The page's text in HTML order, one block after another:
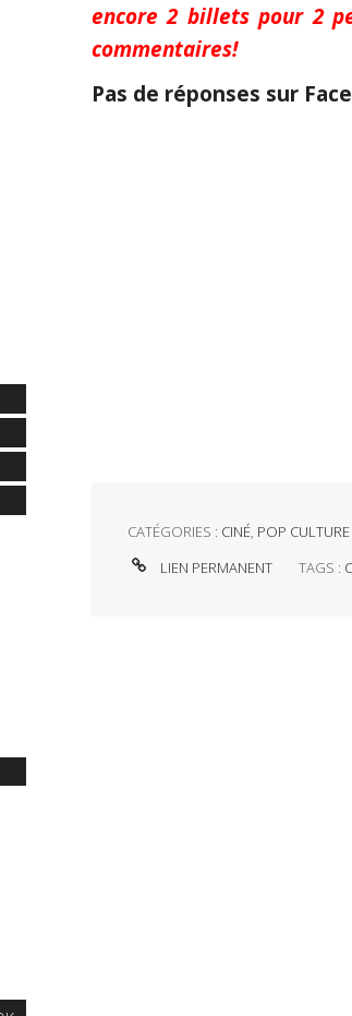
encore 2 billets pour 2
commentaires!
Pas de réponses sur
CATÉGORIES : CINÉ, POP CULTURE
LIEN PERMANENT
TAGS :